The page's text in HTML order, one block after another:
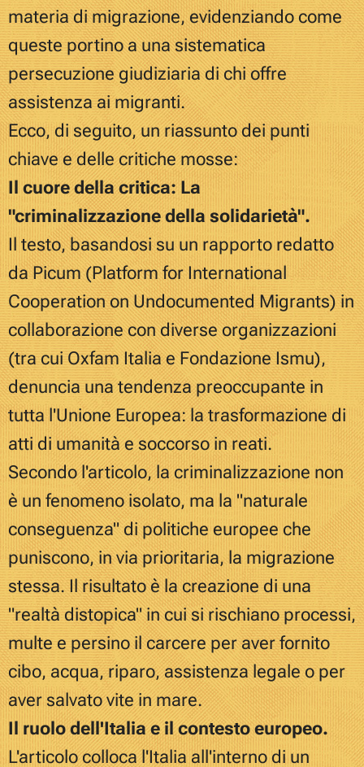
materia di migrazione, evidenziando come
queste portino a una sistematica
persecuzione giudiziaria di chi offre
assistenza ai migranti.
Ecco, di seguito, un riassunto dei punti
chiave e delle critiche mosse:
Il cuore della critica: La
"criminalizzazione della solidarietà".
Il testo, basandosi su un rapporto redatto
da Picum (Platform for International
Cooperation on Undocumented Migrants) in
collaborazione con diverse organizzazioni
(tra cui Oxfam Italia e Fondazione Ismu),
denuncia una tendenza preoccupante in
tutta l'Unione Europea: la trasformazione di
atti di umanità e soccorso in reati.
Secondo l'articolo, la criminalizzazione non
è un fenomeno isolato, ma la "naturale
conseguenza" di politiche europee che
puniscono, in via prioritaria, la migrazione
stessa. Il risultato è la creazione di una
"realtà distopica" in cui si rischiano processi,
multe e persino il carcere per aver fornito
cibo, acqua, riparo, assistenza legale o per
aver salvato vite in mare.
Il ruolo dell'Italia e il contesto europeo.
L'articolo colloca l'Italia all'interno di un